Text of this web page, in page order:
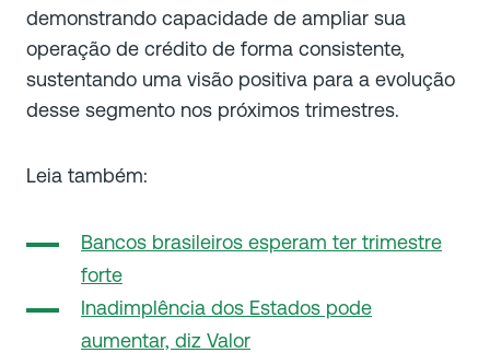
demonstrando capacidade de ampliar sua
operação de crédito de forma consistente,
sustentando uma visão positiva para a evolução
desse segmento nos próximos trimestres.
Leia também:
Bancos brasileiros esperam ter trimestre
forte
Inadimplência dos Estados pode
aumentar, diz Valor